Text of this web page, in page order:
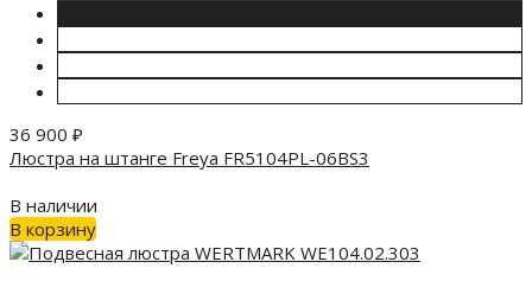
36 900 ₽
Люстра на штанге Freya FR5104PL-06BS3
В наличии
В корзину